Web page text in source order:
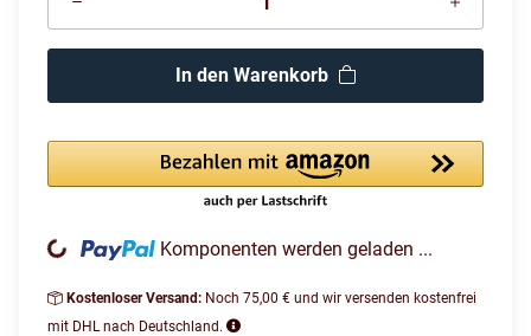
In den Warenkorb
Loading... Komponenten werden geladen ...
Kostenloser Versand: Noch 75,00 € und wir versenden kostenfrei
mit DHL nach Deutschland.